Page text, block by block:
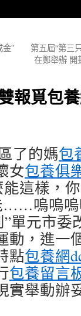
”
第五屆“第三
在鄭舉辦 開
報覓包
了的媽包
女包養俱
能這樣，
……嗚嗚嗚
單元市委
動，進一
點包養網
包養留言
實舉動辦